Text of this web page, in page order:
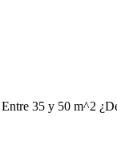
35 y 50 m^2